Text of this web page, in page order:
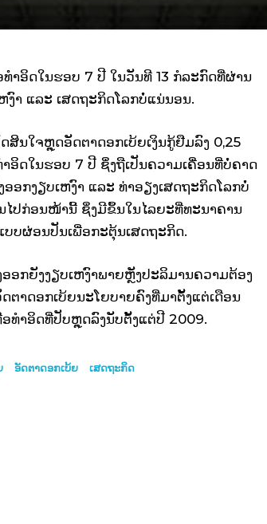
ທຳ​ອິດ​​ໃນ​ຮອບ 7 ປີ ​ໃນ​ວັນ​ທີ 13 ກໍລະກົດ​ທີ່​ຜ່ານ​
ງົາ ​ແລະ ​ເສດຖະກິດ​ໂລກ​ບໍ່​ແນ່ນອນ.
ສິນ​ໃຈ​ຫຼຸດ​ອັດຕາ​ດອກ​ເບ້​ຍ​ເງິນ​ກູ້​ຢືມ​ລົງ 0,25
ອິດ​ໃນ​ຮອບ 7 ປີ ຊຶ່ງ​ຖື​ເປັນຄວາມ​ເຄື່ອນ​ທີ່​ບໍ່​ຄາດ​
ອກ​ງຽບ​ເຫງົາ ​ແລະ ​ທ່າ​ອຽງ​ເສດຖະກິດ​ໂລກ​ບໍ່​
ໄປ​ກ່ອນ​ໜ້າ​ນີ້ ຊຶ່ງ​ມີ​ຂຶ້ນ​ໃນ​ໄລຍະ​ທີ່​ທະນາຄານ​
ບບ​ຜ່ອນ​ປັນ​ເພື່ອ​ກະ​ຕຸ້ນ​ເສດຖະກິດ.
ອກ​ຍັງ​ງຽບ​ເຫງົາ​ພາຍຫຼັງ​ປະລິມານ​ຄວາມຕ້ອງ
ຕາ​ດອກ​ເບ້ຍ​ນະ​ໂຍບາຍ​ຄົງ​ທີ່​ມາ​ຕັ້ງ​ແຕ່​ເດືອນ​
ທຳ​ອິດ​ທີ່​ປັບ​ຫຼຸດ​ລົງ​ນັບ​ຕັ້ງ​ແຕ່​ປີ 2009.
ອັດຕາດອກເບ້ຍ ເສດ​ຖະ​ກິດ